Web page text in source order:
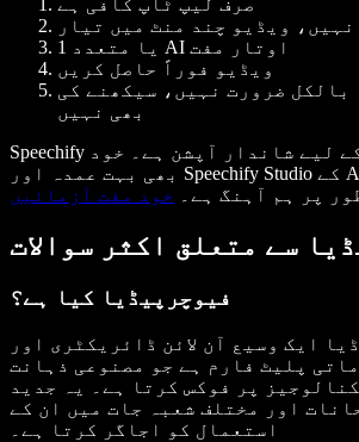
ویڈیو چند منٹ میں تیار
1 یا متعدد AI اوتار مفت
ویڈیو فوراً حاصل کریں
بالکل ضرورت نہیں، سیکھنے کی
بھی نہیں
Speechify اوتار بنانے کے لیے شاندار آپشن ہے۔ خود
بھی بہت عمدہ اور Speechify Studio کے AI ٹولز کے ساتھ
پر ہم آہنگ ہے۔
خود مفت آزمائیں
سے متعلق اکثر سوالات
فیوچرپیڈیا کیا ہے؟
ایک وسیع آن لائن ڈائریکٹری اور
پلیٹ فارم ہے جو مصنوعی ذہانت
پر فوکس کرتا ہے۔ یہ
جدید AI
اور مختلف شعبہ جات میں ان کے
استعمال کو اجاگر کرتا ہے۔